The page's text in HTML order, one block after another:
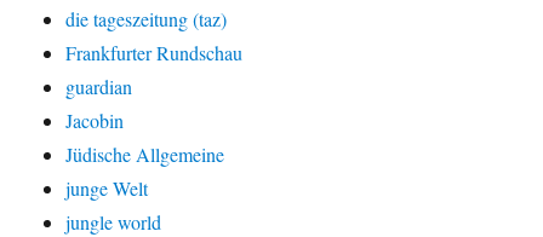
die tageszeitung (taz)
Frankfurter Rundschau
guardian
Jacobin
Jüdische Allgemeine
junge Welt
jungle world